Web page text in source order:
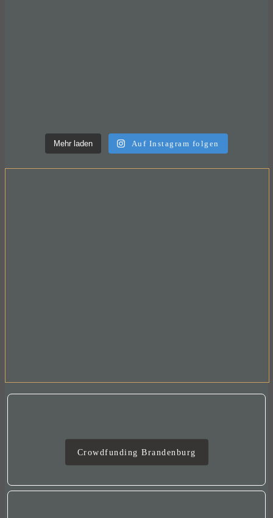
Mehr laden Auf Instagram folgen
Crowdfunding
Crowdfunding Brandenburg